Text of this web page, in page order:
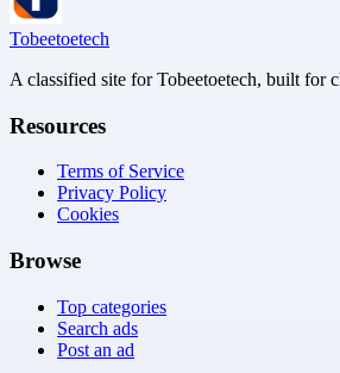
Tobeetoetech
A classified site for Tobeetoetech, built for
Resources
Terms of Service
Privacy Policy
Cookies
Browse
Top categories
Search ads
Post an ad